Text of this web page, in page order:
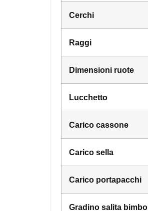
Cerchi
Raggi
Dimensioni ruote
Lucchetto
Carico cassone
Carico sella
Carico portapacchi
Gradino salita bimbo